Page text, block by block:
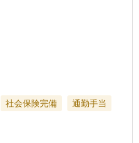
社会保険完備
通勤手当